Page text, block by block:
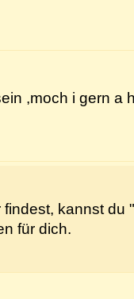
,moch i gern a
kannst du
für dich.